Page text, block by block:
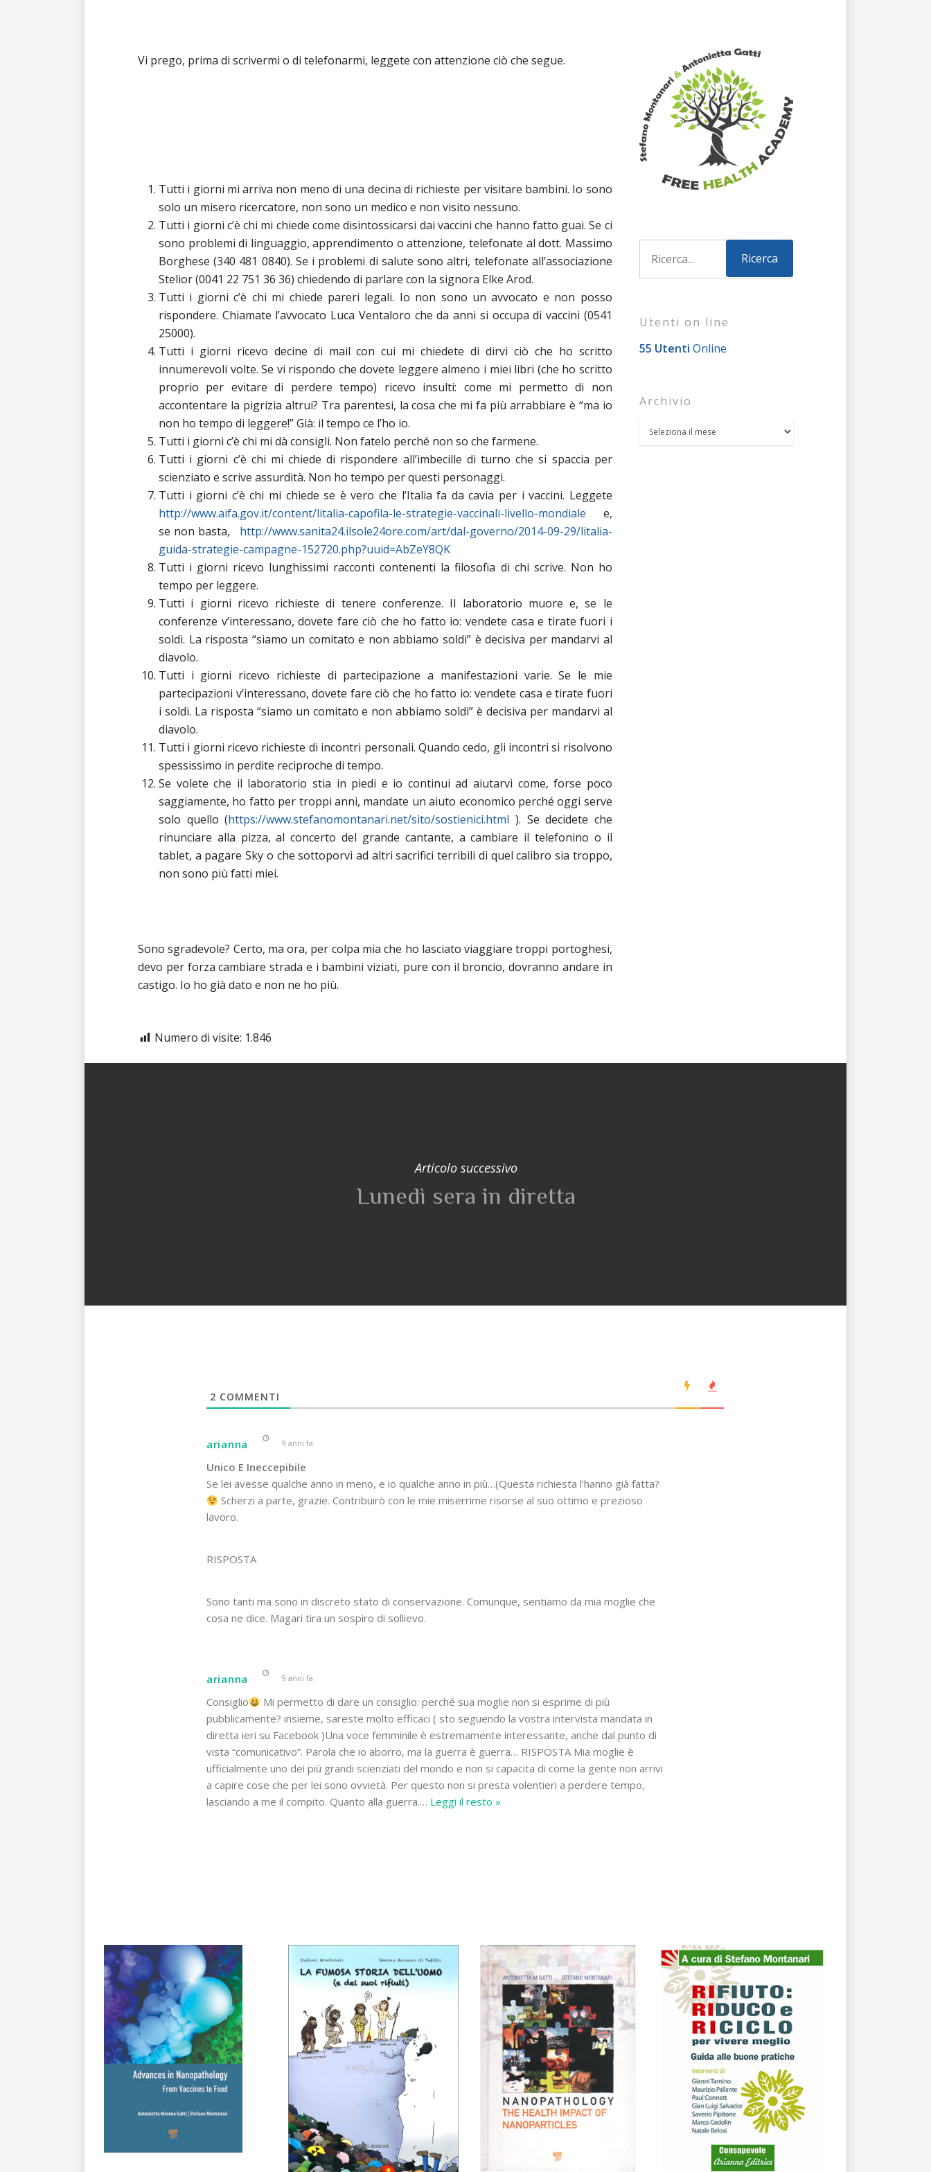
Vi prego, prima di scrivermi o di telefonarmi, leggete con attenzione ciò che segue.
Tutti i giorni mi arriva non meno di una decina di richieste per visitare bambini. Io sono
solo un misero ricercatore, non sono un medico e non visito nessuno.
Tutti i giorni c’è chi mi chiede come disintossicarsi dai vaccini che hanno fatto guai. Se ci
sono problemi di linguaggio, apprendimento o attenzione, telefonate al dott. Massimo
Borghese (340 481 0840). Se i problemi di salute sono altri, telefonate all’associazione
Stelior (0041 22 751 36 36) chiedendo di parlare con la signora Elke Arod.
Tutti i giorni c’è chi mi chiede pareri legali. Io non sono un avvocato e non posso
rispondere. Chiamate l’avvocato Luca Ventaloro che da anni si occupa di vaccini (0541
25000).
Tutti i giorni ricevo decine di mail con cui mi chiedete di dirvi ciò che ho scritto
innumerevoli volte. Se vi rispondo che dovete leggere almeno i miei libri (che ho scritto
proprio per evitare di perdere tempo) ricevo insulti: come mi permetto di non
accontentare la pigrizia altrui? Tra parentesi, la cosa che mi fa più arrabbiare è “ma io
non ho tempo di leggere!” Già: il tempo ce l’ho io.
Tutti i giorni c’è chi mi dà consigli. Non fatelo perché non so che farmene.
Tutti i giorni c’è chi mi chiede di rispondere all’imbecille di turno che si spaccia per
scienziato e scrive assurdità. Non ho tempo per questi personaggi.
Tutti i giorni c’è chi mi chiede se è vero che l’Italia fa da cavia per i vaccini. Leggete
http://www.aifa.gov.it/content/litalia-capofila-le-strategie-vaccinali-livello-mondiale e,
se non basta, http://www.sanita24.ilsole24ore.com/art/dal-governo/2014-09-29/litalia-
guida-strategie-campagne-152720.php?uuid=AbZeY8QK
Tutti i giorni ricevo lunghissimi racconti contenenti la filosofia di chi scrive. Non ho
tempo per leggere.
Tutti i giorni ricevo richieste di tenere conferenze. Il laboratorio muore e, se le
conferenze v’interessano, dovete fare ciò che ho fatto io: vendete casa e tirate fuori i
soldi. La risposta “siamo un comitato e non abbiamo soldi” è decisiva per mandarvi al
diavolo.
Tutti i giorni ricevo richieste di partecipazione a manifestazioni varie. Se le mie
partecipazioni v’interessano, dovete fare ciò che ho fatto io: vendete casa e tirate fuori
i soldi. La risposta “siamo un comitato e non abbiamo soldi” è decisiva per mandarvi al
diavolo.
Tutti i giorni ricevo richieste di incontri personali. Quando cedo, gli incontri si risolvono
spessissimo in perdite reciproche di tempo.
Se volete che il laboratorio stia in piedi e io continui ad aiutarvi come, forse poco
saggiamente, ho fatto per troppi anni, mandate un aiuto economico perché oggi serve
solo quello (https://www.stefanomontanari.net/sito/sostienici.html ). Se decidete che
rinunciare alla pizza, al concerto del grande cantante, a cambiare il telefonino o il
tablet, a pagare Sky o che sottoporvi ad altri sacrifici terribili di quel calibro sia troppo,
non sono più fatti miei.
Sono sgradevole? Certo, ma ora, per colpa mia che ho lasciato viaggiare troppi portoghesi,
devo per forza cambiare strada e i bambini viziati, pure con il broncio, dovranno andare in
castigo. Io ho già dato e non ne ho più.
Numero di visite: 1.846
Utenti on line
55 Utenti Online
Archivio
Articolo successivo
Lunedì sera in diretta
2 COMMENTI
arianna 9 anni fa
Unico E Ineccepibile
Se lei avesse qualche anno in meno, e io qualche anno in più…(Questa richiesta l’hanno già fatta?
Scherzi a parte, grazie. Contribuirò con le mie miserrime risorse al suo ottimo e prezioso
lavoro.
RISPOSTA
Sono tanti ma sono in discreto stato di conservazione. Comunque, sentiamo da mia moglie che
cosa ne dice. Magari tira un sospiro di sollievo.
arianna 9 anni fa
Consiglio
Mi permetto di dare un consiglio: perché sua moglie non si esprime di più
pubblicamente? insieme, sareste molto efficaci ( sto seguendo la vostra intervista mandata in
diretta ieri su Facebook )Una voce femminile è estremamente interessante, anche dal punto di
vista “comunicativo”. Parola che io aborro, ma la guerra è guerra… RISPOSTA Mia moglie è
ufficialmente uno dei più grandi scienziati del mondo e non si capacita di come la gente non arrivi
a capire cose che per lei sono ovvietà. Per questo non si presta volentieri a perdere tempo,
lasciando a me il compito. Quanto alla guerra.… Leggi il resto »